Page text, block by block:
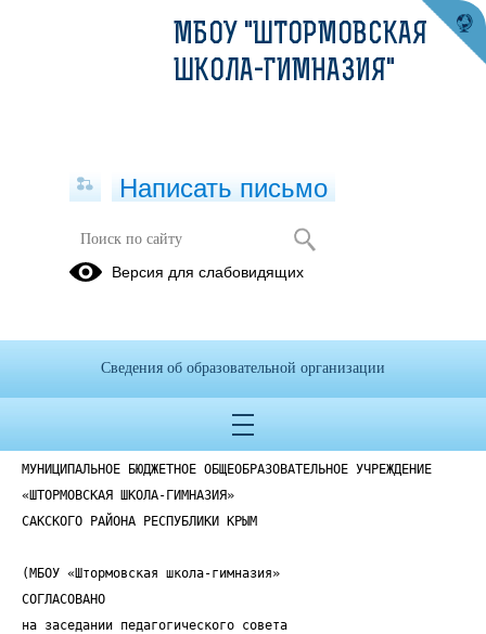
Положение о наставничестве
Опубликовано на сайте
24 ноября 2022
МУНИЦИПАЛЬНОЕ БЮДЖЕТНОЕ ОБЩЕОБРАЗОВАТЕЛЬНОЕ УЧРЕЖДЕНИЕ
«ШТОРМОВСКАЯ ШКОЛА-ГИМНАЗИЯ»
САКСКОГО РАЙОНА РЕСПУБЛИКИ КРЫМ
(МБОУ «Штормовская школа-гимназия»
СОГЛАСОВАНО
на заседании педагогического совета
МБОУ "ШТОРМОВСКАЯ
ШКОЛА-ГИМНАЗИЯ"
Написать письмо
Версия для слабовидящих
Сведения об образовательной организации